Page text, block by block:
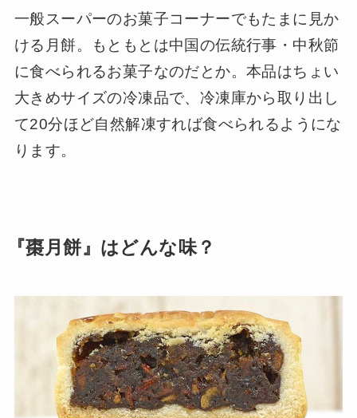
一般スーパーのお菓子コーナーでもたまに見か
ける月餅。もともとは中国の伝統行事・中秋節
に食べられるお菓子なのだとか。本品はちょい
大きめサイズの冷凍品で、冷凍庫から取り出し
て20分ほど自然解凍すれば食べられるようにな
ります。
『棗月餅』はどんな味？